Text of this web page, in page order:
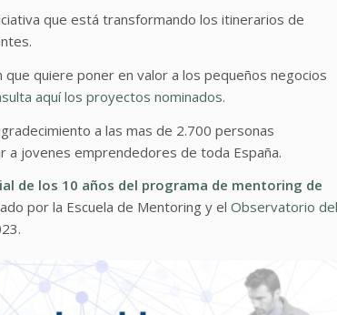
que está transformando los itinerarios de
que quiere poner en valor a los pequeños negocios
aquí los proyectos nominados.
a las mas de 2.700 personas
a jovenes emprendedores de toda España.
de los 10 años del programa de mentoring de
por la Escuela de Mentoring y el Observatorio del